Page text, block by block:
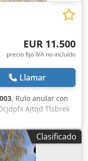
EUR 11.500
precio fijo IVA no incluído
Llamar
, Rulo anular con
Ajtqd Tlsbrek
Clasificado